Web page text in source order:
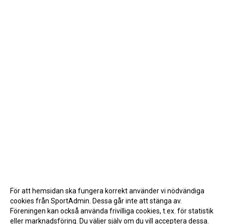
För att hemsidan ska fungera korrekt använder vi nödvändiga
cookies från SportAdmin. Dessa går inte att stänga av.
Föreningen kan också använda frivilliga cookies, t.ex. för statistik
eller marknadsföring. Du väljer själv om du vill acceptera dessa.